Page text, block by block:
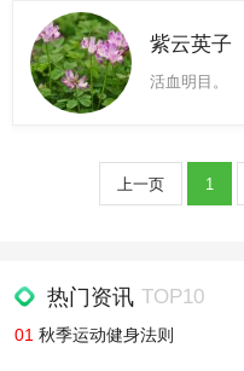
紫云英子
活血明目。
上一页 1
热门资讯 TOP10
01 秋季运动健身法则